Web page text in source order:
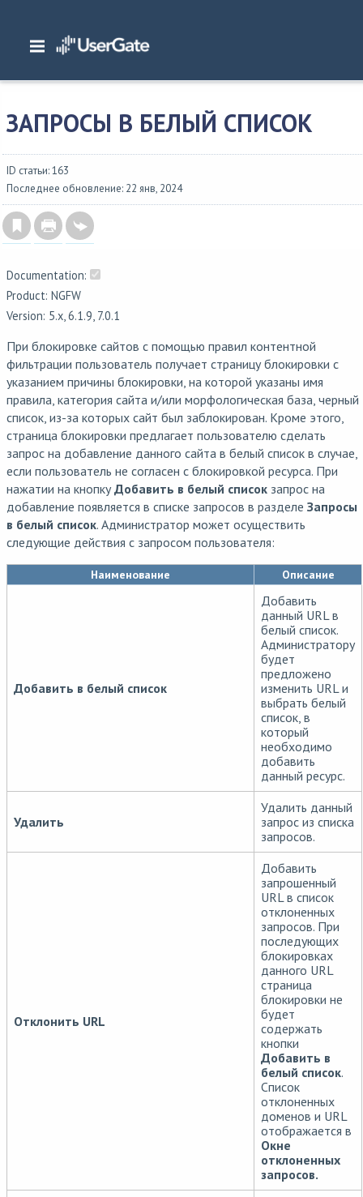
Главная/ Документация/NGFW
Диагностика и мониторинг
ЗАПРОСЫ В БЕЛЫЙ СПИСОК
ID статьи: 163
Последнее обновление: 22 янв, 2024
Documentation:
Product: NGFW
Version: 5.x, 6.1.9, 7.0.1
При блокировке сайтов с помощью правил контентной
фильтрации пользователь получает страницу блокировки с
указанием причины блокировки, на которой указаны имя
правила, категория сайта и/или морфологическая база, черный
список, из-за которых сайт был заблокирован. Кроме этого,
страница блокировки предлагает пользователю сделать
запрос на добавление данного сайта в белый список в случае,
если пользователь не согласен с блокировкой ресурса. При
нажатии на кнопкуДобавить в белый список запрос на
добавление появляется в списке запросов в разделе Запросы
в белый список. Администратор может осуществить
следующие действия с запросом пользователя:
Наименование Описание
Добавить в белый список
Добавить
данный URL в
белый список.
Администратору
будет
предложено
изменить URL и
выбрать белый
список, в
который
необходимо
добавить
данный ресурс.
Удалить
Удалить данный
запрос из списка
запросов.
Отклонить URL
Добавить
запрошенный
URL в список
отклоненных
запросов. При
последующих
блокировках
данного URL
страница
блокировки не
будет
содержать
кнопки
Добавить в
белый список.
Список
отклоненных
доменов и URL
отображается в
Окне
отклоненных
запросов.